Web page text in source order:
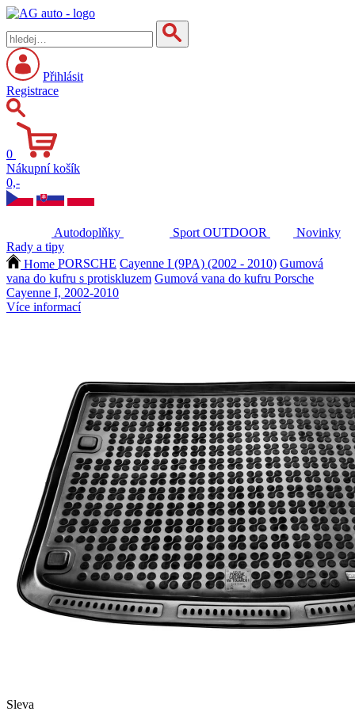
Přihlásit
Registrace
0
Nákupní košík
0,-
Autodoplňky Sport OUTDOOR
Novinky
Rady a tipy
Home PORSCHE Cayenne I (9PA) (2002 - 2010) Gumová
vana do kufru s protiskluzem Gumová vana do kufru Porsche
Cayenne I, 2002-2010
Více informací
Sleva